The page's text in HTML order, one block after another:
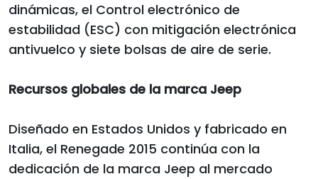
dinámicas, el Control electrónico de
estabilidad (ESC) con mitigación electrónica
antivuelco y siete bolsas de aire de serie.
Recursos globales de la marca Jeep
Diseñado en Estados Unidos y fabricado en
Italia, el Renegade 2015 continúa con la
dedicación de la marca Jeep al mercado